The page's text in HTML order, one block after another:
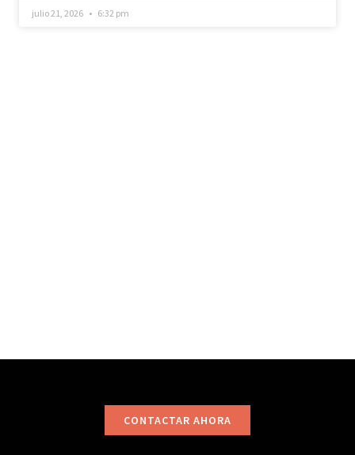
julio 21, 2026 6:32 pm
CONTACTAR AHORA